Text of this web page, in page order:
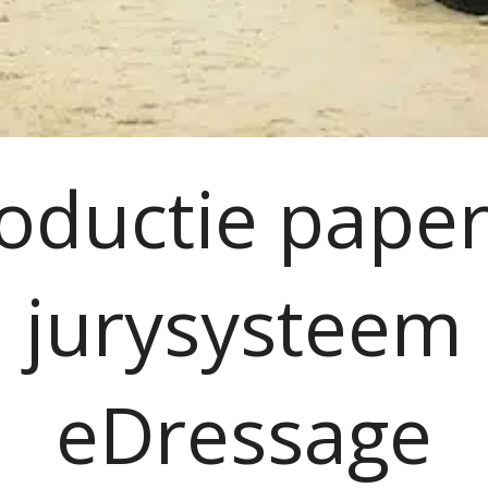
jurysysteem
eDressage